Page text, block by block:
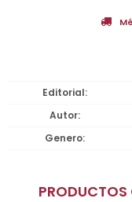
Editorial
Autor
Genero